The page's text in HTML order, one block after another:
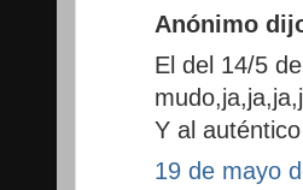
Anónimo
El del 14/5
Y al
19 de mayo